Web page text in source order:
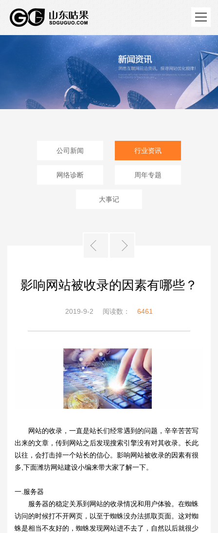
公司新闻 行业资讯
网络诊断 周年专题
大事记
影响网站被收录的因素有哪些？
2019-9-2 阅读数： 6461
网站的收录，一直是站长们经常遇到的问题，辛辛苦苦写
出来的文章，传到网站之后发现搜索引擎没有对其收录。长此
以往，会打击掉一个站长的信心。影响网站被收录的因素有很
多,下面潍坊网站建设小编来带大家了解一下。
一.服务器
服务器的稳定关系到网站的收录情况和用户体验。在蜘蛛
访问的时候打不开网页，以至于蜘蛛没办法抓取页面。这对蜘
蛛是相当不友好的，蜘蛛发现网站进不去了，自然以后就很少